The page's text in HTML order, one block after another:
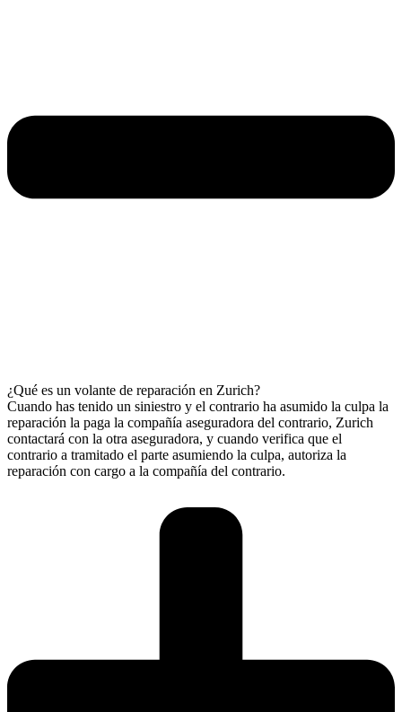
¿Qué es un volante de reparación en Zurich?
Cuando has tenido un siniestro y el contrario ha asumido la culpa la
reparación la paga la compañía aseguradora del contrario, Zurich
contactará con la otra aseguradora, y cuando verifica que el
contrario a tramitado el parte asumiendo la culpa, autoriza la
reparación con cargo a la compañía del contrario.